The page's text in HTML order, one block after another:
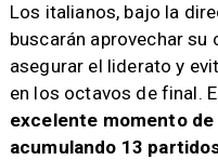
Los italianos, bajo la
buscarán aprovechar su
asegurar el liderato y
en los octavos de final.
excelente momento de
acumulando 13